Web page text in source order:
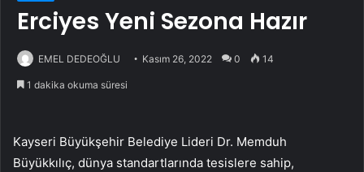
Erciyes Yeni Sezona Hazır
EMEL DEDEOĞLU Kasım 26, 2022 0 14
1 dakika okuma süresi
Kayseri Büyükşehir Belediye Lideri Dr. Memduh
Büyükkılıç, dünya standartlarında tesislere sahip,